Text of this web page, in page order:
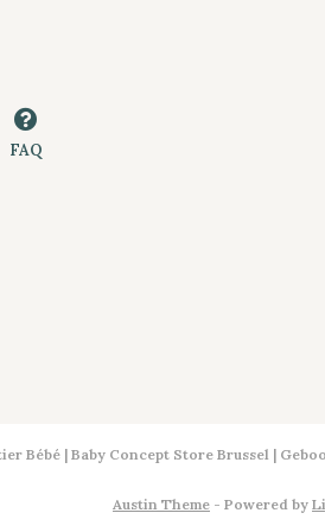
FAQ
Bébé | Baby Concept Store Brussel |
Austin Theme - Powered by